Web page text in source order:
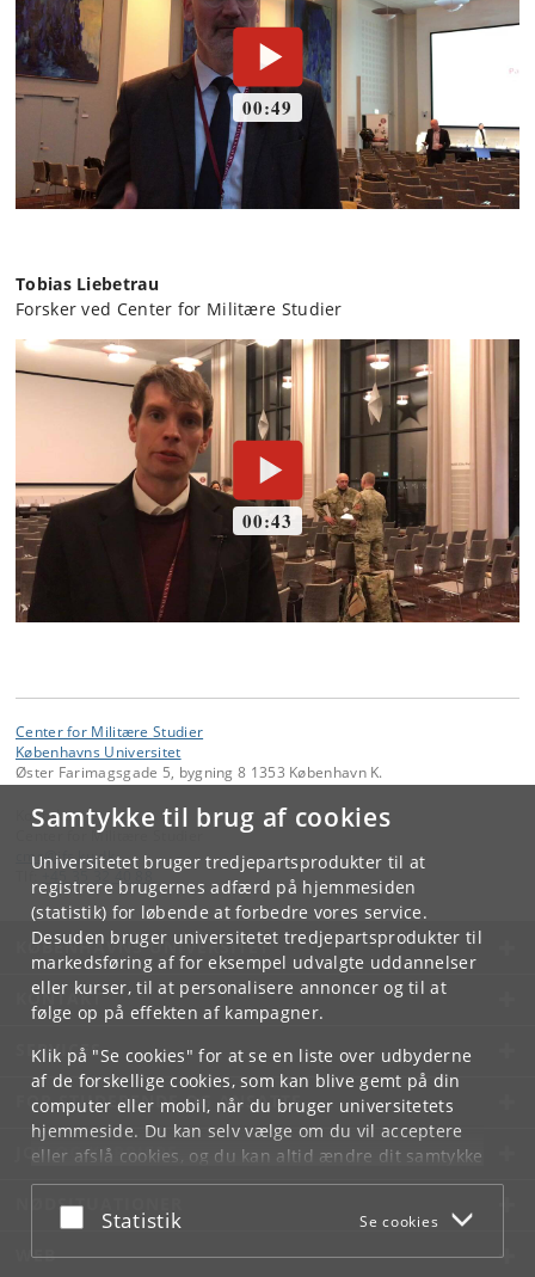
Samtykke til brug af cookies
Universitetet bruger tredjepartsprodukter til at
registrere brugernes adfærd på hjemmesiden
(statistik) for løbende at forbedre vores service.
Desuden bruger universitetet tredjepartsprodukter til
markedsføring af for eksempel udvalgte uddannelser
eller kurser, til at personalisere annoncer og til at
følge op på effekten af kampagner.
Klik på "Se cookies" for at se en liste over udbyderne
af de forskellige cookies, som kan blive gemt på din
computer eller mobil, når du bruger universitetets
hjemmeside. Du kan selv vælge om du vil acceptere
eller afslå cookies, og du kan altid ændre dit samtykke
underCookie- og privatlivspolitiksom du finder i
bunden af hver side.
Acceptér eller afslå
Statistik Se cookies
Tobias Liebetrau
Forsker ved Center for Militære Studier
Center for Militære Studier
Københavns Universitet
Øster Farimagsgade 5, bygning 8 1353 København K.
Kontakt:
Center for Militære Studier
cms@ifs. ku.dk
KØBENHAVNS UNIVERSITET
KONTAKT
SERVICES
FOR STUDERENDE OG ANSATTE
JOB OG KARRIERE
NØDSITUATIONER
WEB